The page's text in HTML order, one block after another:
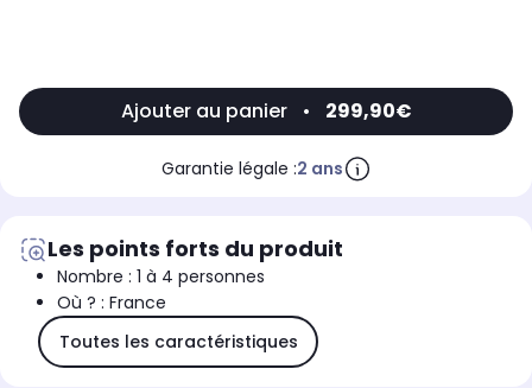
Ajouter au panier • 299,90€
Garantie légale :2 ans
Les points forts du produit
Nombre : 1 à 4 personnes
Où ? : France
Toutes les caractéristiques